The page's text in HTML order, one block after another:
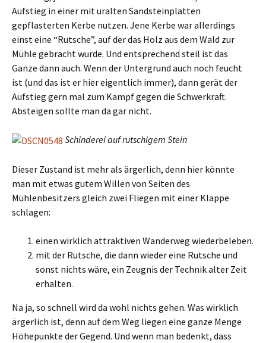
Aufstieg in einer mit uralten Sandsteinplatten
gepflasterten Kerbe nutzen. Jene Kerbe war allerdings
einst eine “Rutsche”, auf der das Holz aus dem Wald zur
Mühle gebracht wurde. Und entsprechend steil ist das
Ganze dann auch. Wenn der Untergrund auch noch feucht
ist (und das ist er hier eigentlich immer), dann gerät der
Aufstieg gern mal zum Kampf gegen die Schwerkraft.
Absteigen sollte man da gar nicht.
Schinderei auf rutschigem Stein
Dieser Zustand ist mehr als ärgerlich, denn hier könnte
man mit etwas gutem Willen von Seiten des
Mühlenbesitzers gleich zwei Fliegen mit einer Klappe
schlagen:
einen wirklich attraktiven Wanderweg wiederbeleben.
mit der Rutsche, die dann wieder eine Rutsche und
sonst nichts wäre, ein Zeugnis der Technik alter Zeit
erhalten.
Na ja, so schnell wird da wohl nichts gehen. Was wirklich
ärgerlich ist, denn auf dem Weg liegen eine ganze Menge
Höhepunkte der Gegend. Und wenn man bedenkt, dass